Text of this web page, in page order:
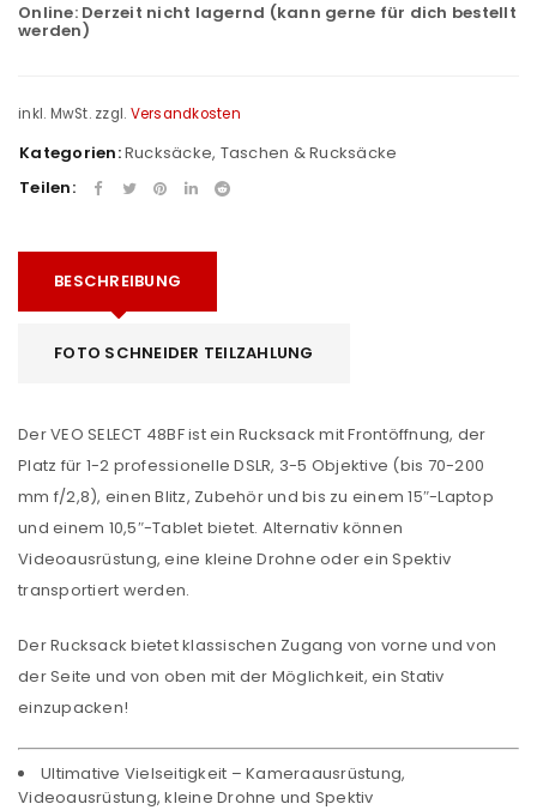
Online: Derzeit nicht lagernd (kann gerne für dich bestellt
werden)
inkl. MwSt. zzgl. Versandkosten
Kategorien:Rucksäcke, Taschen & Rucksäcke
Teilen:
BESCHREIBUNG
FOTO SCHNEIDER TEILZAHLUNG
Der VEO SELECT 48BF ist ein Rucksack mit Frontöffnung, der
Platz für 1-2 professionelle DSLR, 3-5 Objektive (bis 70-200
mm f/2,8), einen Blitz, Zubehör und bis zu einem 15″-Laptop
und einem 10,5″-Tablet bietet. Alternativ können
Videoausrüstung, eine kleine Drohne oder ein Spektiv
transportiert werden.
Der Rucksack bietet klassischen Zugang von vorne und von
der Seite und von oben mit der Möglichkeit, ein Stativ
einzupacken!
Ultimative Vielseitigkeit – Kameraausrüstung,
Videoausrüstung, kleine Drohne und Spektiv